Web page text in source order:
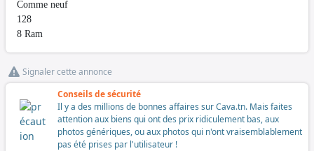
Comme neuf
128
8 Ram
Signaler cette annonce
Conseils de sécurité
Il y a des millions de bonnes affaires sur Cava.tn. Mais faites
attention aux biens qui ont des prix ridiculement bas, aux
photos génériques, ou aux photos qui n'ont vraisemblablement
pas été prises par l'utilisateur !